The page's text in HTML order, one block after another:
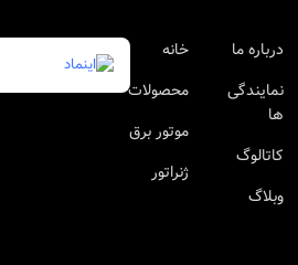
درباره ما
نمایندگی
ها
کاتالوگ
وبلاگ
خانه
محصولات
موتور برق
ژنراتور